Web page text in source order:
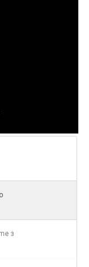
быть
з